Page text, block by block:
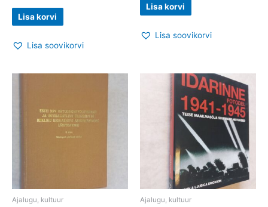
Lisa korvi
Lisa soovikorvi
Lisa korvi
Lisa soovikorvi
Ajalugu, kultuur Ajalugu, kultuur